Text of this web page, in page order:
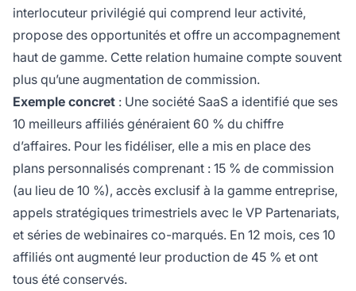
interlocuteur privilégié qui comprend leur activité,
propose des opportunités et offre un accompagnement
haut de gamme. Cette relation humaine compte souvent
plus qu’une augmentation de commission.
Exemple concret : Une société SaaS a identifié que ses
10 meilleurs affiliés généraient 60 % du chiffre
d’affaires. Pour les fidéliser, elle a mis en place des
plans personnalisés comprenant : 15 % de commission
(au lieu de 10 %), accès exclusif à la gamme entreprise,
appels stratégiques trimestriels avec le VP Partenariats,
et séries de webinaires co-marqués. En 12 mois, ces 10
affiliés ont augmenté leur production de 45 % et ont
tous été conservés.